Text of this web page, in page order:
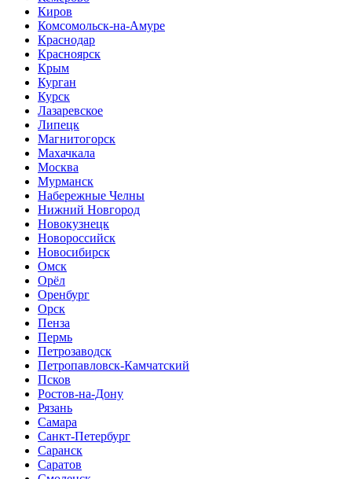
Киров
Комсомольск-на-Амуре
Краснодар
Красноярск
Крым
Курган
Курск
Лазаревское
Липецк
Магнитогорск
Махачкала
Москва
Мурманск
Набережные Челны
Нижний Новгород
Новокузнецк
Новороссийск
Новосибирск
Омск
Орёл
Оренбург
Орск
Пенза
Пермь
Петрозаводск
Петропавловск-Камчатский
Псков
Ростов-на-Дону
Рязань
Самара
Санкт-Петербург
Саранск
Саратов